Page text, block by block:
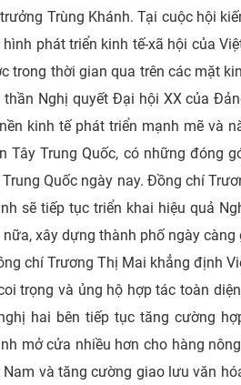
Trùng Khánh. Tại cuộc hội
hình phát triển kinh tế-xã hội của
trong thời gian qua trên các mặt
thần Nghị quyết Đại hội XX của
kinh tế phát triển mạnh mẽ và
Tây Trung Quốc, có những đóng
Quốc ngày nay. Đồng chí
sẽ tiếp tục triển khai hiệu quả
nữa, xây dựng thành phố ngày càng
chí Trương Thị Mai khẳng định
trọng và ủng hộ hợp tác toàn
hai bên tiếp tục tăng cường
mở cửa nhiều hơn cho hàng
Nam và tăng cường giao lưu văn